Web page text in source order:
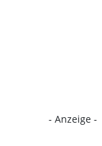
- Anzeige -